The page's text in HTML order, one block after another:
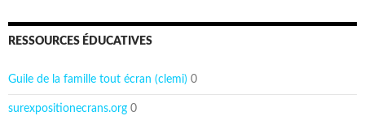
RESSOURCES ÉDUCATIVES
Guile de la famille tout écran (clemi) 0
surexpositionecrans.org 0